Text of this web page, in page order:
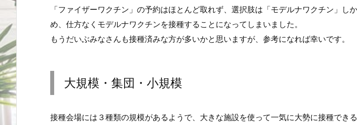
「ファイザーワクチン」の予約はほとんど取れず、選択肢は「モデルナワクチン」し
め、仕方なくモデルナワクチンを接種することになってしまいました。
もうだいぶみなさんも接種済みな方が多いかと思いますが、参考になれば幸いです。
大規模・集団・小規模
接種会場には３種類の規模があるようで、大きな施設を使って一気に大勢に接種でき